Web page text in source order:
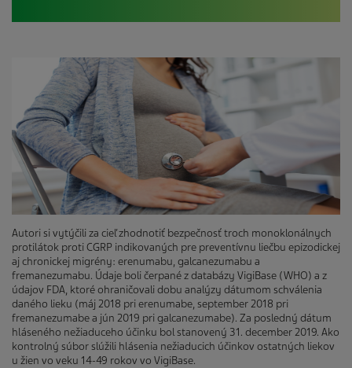
Autori si vytýčili za cieľ zhodnotiť bezpečnosť troch monoklonálnych
protilátok proti CGRP indikovaných pre preventívnu liečbu epizodickej
aj chronickej migrény: erenumabu, galcanezumabu a
fremanezumabu. Údaje boli čerpané z databázy VigiBase (WHO) a z
údajov FDA, ktoré ohraničovali dobu analýzy dátumom schválenia
daného lieku (máj 2018 pri erenumabe, september 2018 pri
fremanezumabe a jún 2019 pri galcanezumabe). Za posledný dátum
hláseného nežiaduceho účinku bol stanovený 31. december 2019. Ako
kontrolný súbor slúžili hlásenia nežiaducich účinkov ostatných liekov
u žien vo veku 14-49 rokov vo VigiBase.